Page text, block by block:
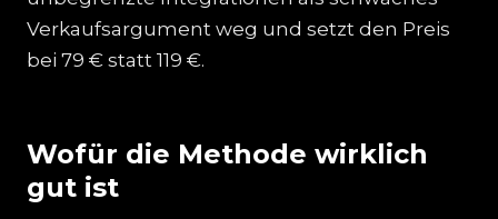
Verkaufsargument weg und setzt den Preis
bei 79 € statt 119 €.
Wofür die Methode wirklich
gut ist